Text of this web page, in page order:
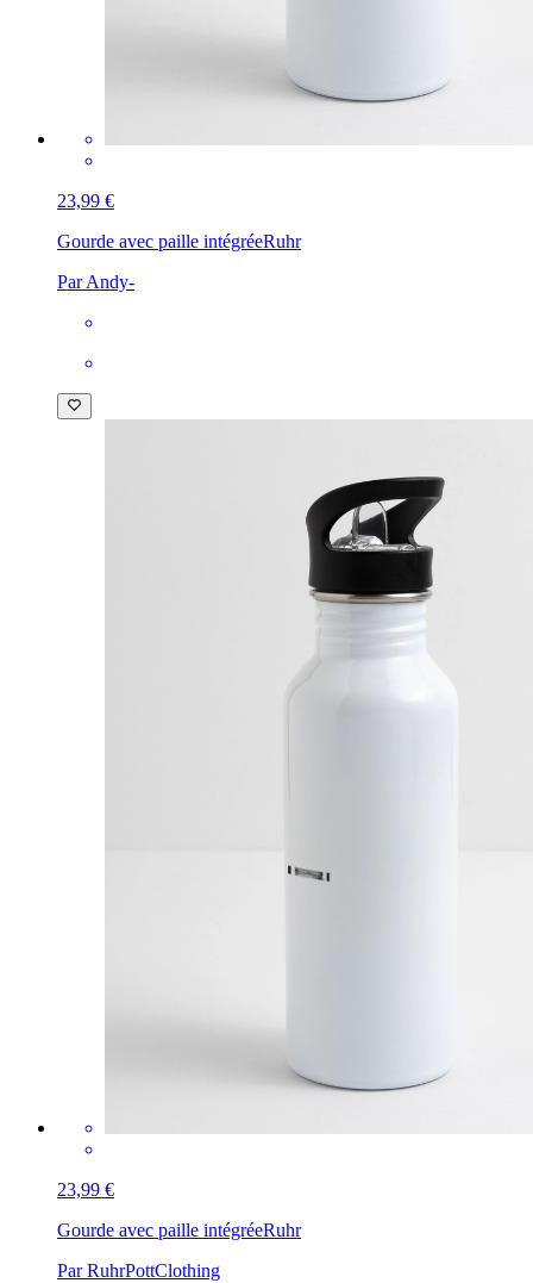
23,99 €
Gourde avec paille intégréeRuhr
Par Andy-
23,99 €
Gourde avec paille intégréeRuhr
Par RuhrPottClothing